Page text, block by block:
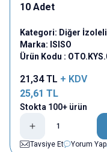
10 Adet
Kategori: Diğer
Marka: ISISO
Ürün Kodu :
21,34TL + KDV
25,61 TL
Stokta 100+ ürün
Tavsiye Et
Yorum Yap